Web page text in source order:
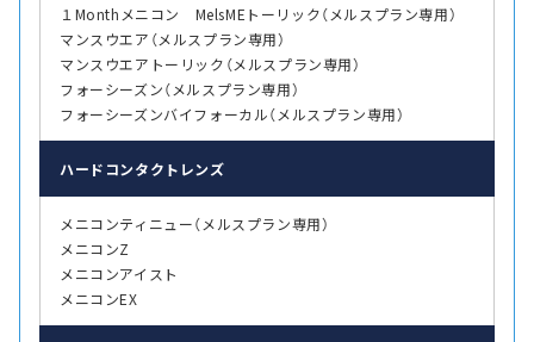
１Monthメニコン MelsMEトーリック（メルスプラン専用）
マンスウエア（メルスプラン専用）
マンスウエアトーリック（メルスプラン専用）
フォーシーズン（メルスプラン専用）
フォーシーズンバイフォーカル（メルスプラン専用）
ハード コンタクトレンズ
メニコンティニュー（メルスプラン専用）
メニコンZ
メニコンアイスト
メニコンEX